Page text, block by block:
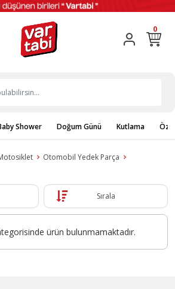
0
Shower Doğum Günü Kutlama
Otomobil Yedek Parça
Sırala
ürün bulunmamaktadır.